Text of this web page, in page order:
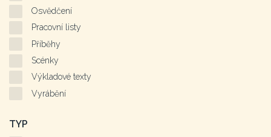
Osvědčení
Pracovní listy
Příběhy
Scénky
Výkladové texty
Vyrábění
TYP